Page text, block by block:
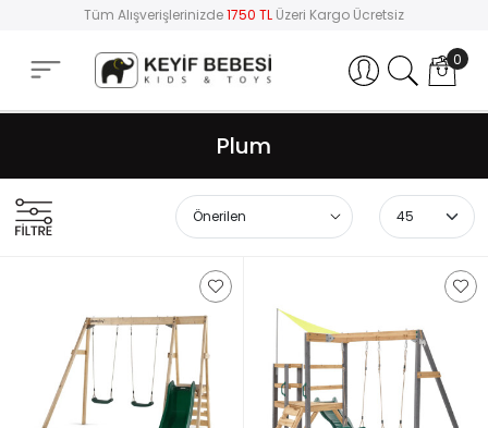
Tüm Alışverişlerinizde1750 TL Üzeri Kargo Ücretsiz
Hesabım 0
Plum